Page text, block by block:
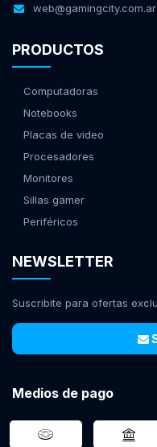
web@gamingcity.com.ar
PRODUCTOS
Computadoras
Notebooks
Placas de video
Procesadores
Monitores
Sillas gamer
Periféricos
NEWSLETTER
Suscribite para ofertas
Medios de pago